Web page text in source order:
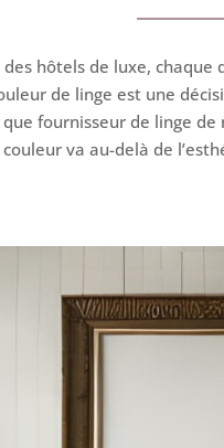
des hôtels de luxe,
de linge est une
fournisseur de linge
va au-delà de